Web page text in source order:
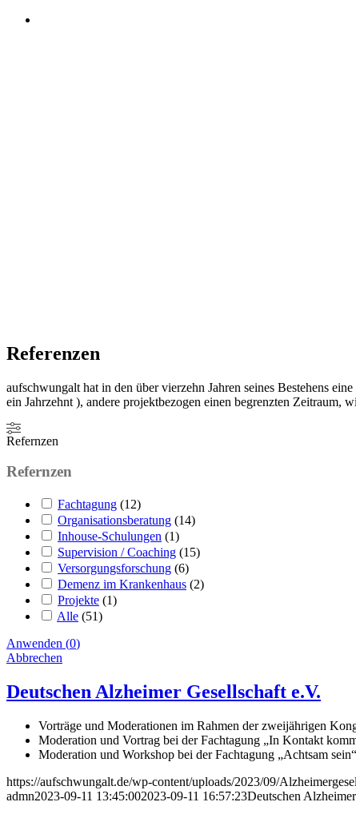
Referenzen
aufschwungalt hat in den über vierzehn Jahren seines Bestehens
ein Jahrzehnt ), andere projektbezogen einen begrenzten Zeitraum,
Refernzen
Refernzen
Fachtagung (12)
Organisationsberatung (14)
Inhouse-Schulungen (1)
Supervision / Coaching (15)
Versorgungsforschung (6)
Demenz im Krankenhaus (2)
Projekte (1)
Alle (51)
Anwenden (0)
Abbrechen
Deutschen Alzheimer Gesellschaft e.V.
Vorträge und Moderationen im Rahmen der zweijährigen
Moderation und Vortrag bei der Fachtagung „In Kontakt
Moderation und Workshop bei der Fachtagung „Achtsam
https://aufschwungalt.de/wp-content/uploads/2023/09/
admn2023-09-11 13:45:002023-09-11 16:57:23Deutschen